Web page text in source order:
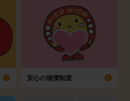
安心の補償制度